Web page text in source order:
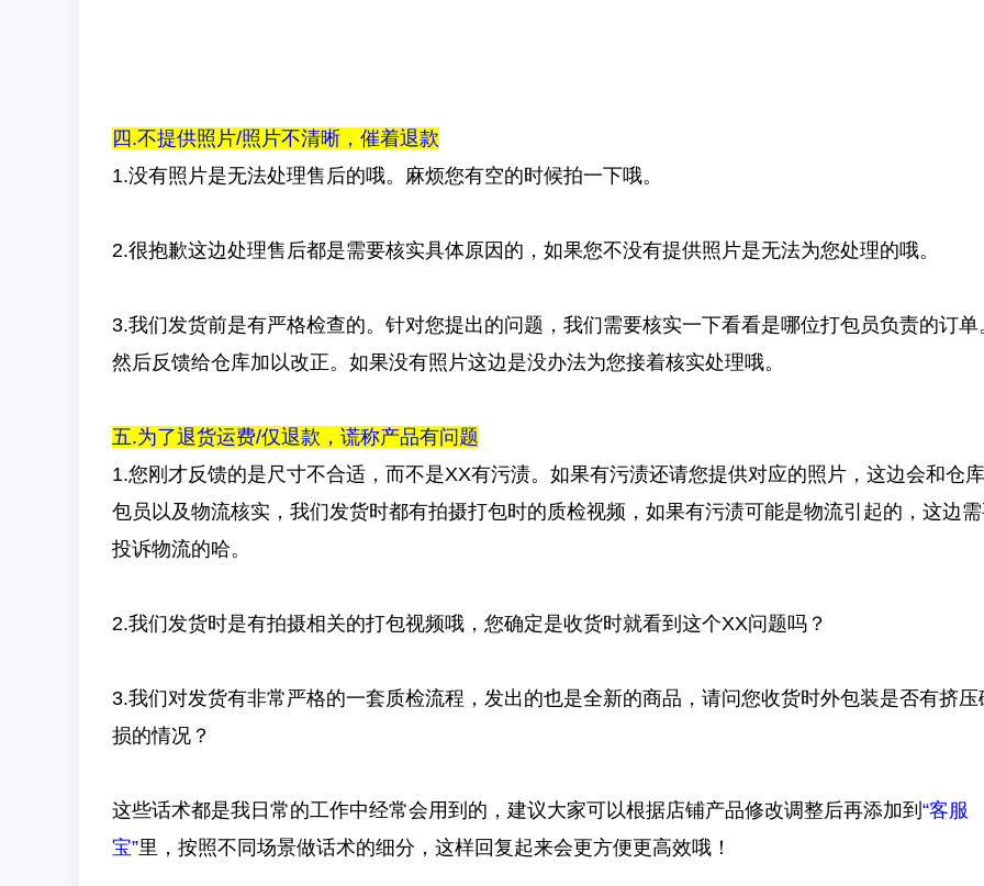
四.不提供照片/照片不清晰，催着退款
1.没有照片是无法处理售后的哦。麻烦您有空的时候拍一下哦。
2.很抱歉这边处理售后都是需要核实具体原因的，如果您不没有提供照片是无法为您处理的哦。
3.我们发货前是有严格检查的。针对您提出的问题，我们需要核实一下看看是哪位打包员负责的订单
然后反馈给仓库加以改正。如果没有照片这边是没办法为您接着核实处理哦。
五.为了退货运费/仅退款，谎称产品有问题
1.您刚才反馈的是尺寸不合适，而不是XX有污渍。如果有污渍还请您提供对应的照片，这边会和仓
包员以及物流核实，我们发货时都有拍摄打包时的质检视频，如果有污渍可能是物流引起的，这边
投诉物流的哈。
2.我们发货时是有拍摄相关的打包视频哦，您确定是收货时就看到这个XX问题吗？
3.我们对发货有非常严格的一套质检流程，发出的也是全新的商品，请问您收货时外包装是否有挤压
损的情况？
这些话术都是我日常的工作中经常会用到的，建议大家可以根据店铺产品修改调整后再添加到 “客服
宝”里，按照不同场景做话术的细分，这样回复起来会更方便更高效哦！